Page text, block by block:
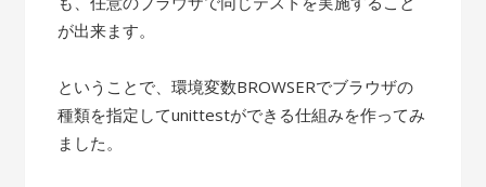
が出来ます。
ということで、環境変数BROWSERでブラウザの
種類を指定してunittestができる仕組みを作ってみ
ました。